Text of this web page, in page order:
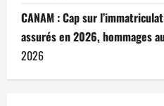
CANAM : Cap sur
assurés en 2026, hommages
2026